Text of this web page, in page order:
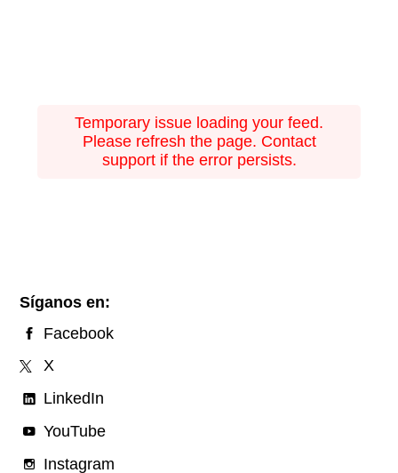
Temporary issue loading your feed.
Please refresh the page. Contact
support if the error persists.
Síganos en:
Facebook
X
LinkedIn
YouTube
Instagram